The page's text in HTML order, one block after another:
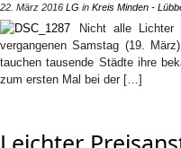
22. März 2016 LG in Kreis Minden -
Nicht alle
vergangenen Samstag (19.
tauchen tausende Städte ihre
zum ersten Mal bei der […]